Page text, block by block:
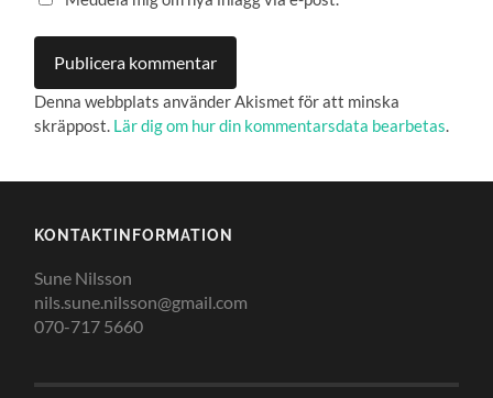
Denna webbplats använder Akismet för att minska
skräppost. Lär dig om hur din kommentarsdata bearbetas.
KONTAKTINFORMATION
Sune Nilsson
nils.sune.nilsson@gmail.com
070-717 5660